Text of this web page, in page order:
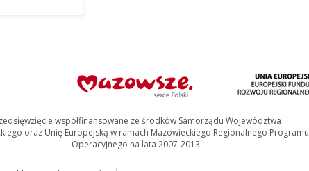
współfinansowane ze środków Samorządu Województwa
oraz Unię Europejską w ramach Mazowieckiego Regionalnego Programu
Operacyjnego na lata 2007-2013